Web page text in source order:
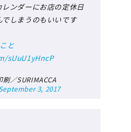
レンダーにお店の定休日
でしまうのもいいです
と
sUuU1yHncP
／SURIMACCA
3, 2017